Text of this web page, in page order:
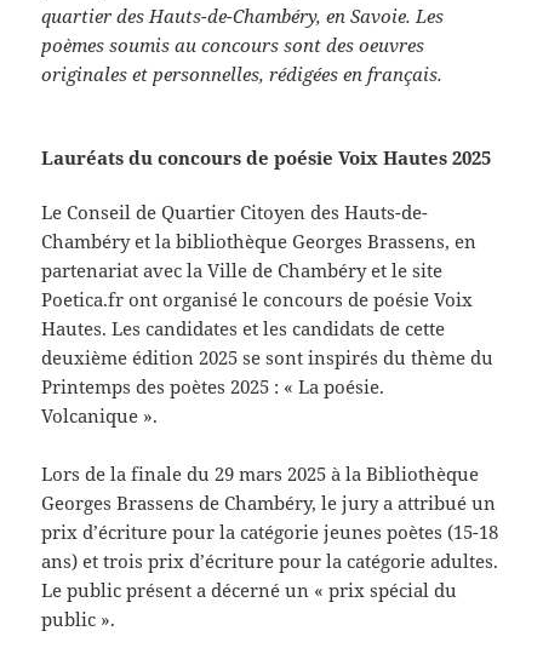
quartier des Hauts-de-Chambéry, en Savoie. Les
poèmes soumis au concours sont des oeuvres
originales et personnelles, rédigées en français.
Lauréats du concours de poésie Voix Hautes 2025
Le Conseil de Quartier Citoyen des Hauts-de-
Chambéry et la bibliothèque Georges Brassens, en
partenariat avec la Ville de Chambéry et le site
Poetica.fr ont organisé le concours de poésie Voix
Hautes. Les candidates et les candidats de cette
deuxième édition 2025 se sont inspirés du thème du
Printemps des poètes 2025 : « La poésie.
Volcanique ».
Lors de la finale du 29 mars 2025 à la Bibliothèque
Georges Brassens de Chambéry, le jury a attribué un
prix d’écriture pour la catégorie jeunes poètes (15-18
ans) et trois prix d’écriture pour la catégorie adultes.
Le public présent a décerné un « prix spécial du
public ».